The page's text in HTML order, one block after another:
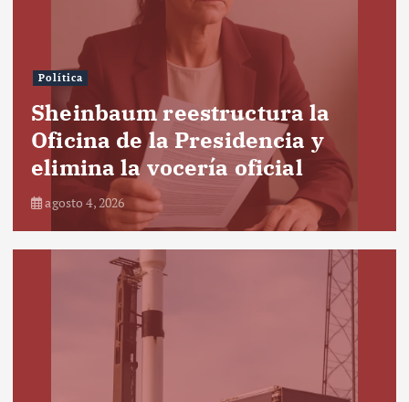
Política
Sheinbaum reestructura la
Oficina de la Presidencia y
elimina la vocería oficial
agosto 4, 2026